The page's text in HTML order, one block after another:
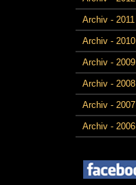
Archiv - 2011
Archiv - 2010
Archiv - 2009
Archiv - 2008
Archiv - 2007
Archiv - 2006